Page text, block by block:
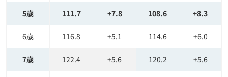
5歳 111.7 +7.8 108.6 +8.3
6歳 116.8 +5.1 114.6 +6.0
7歳 122.4 +5.6 120.2 +5.6